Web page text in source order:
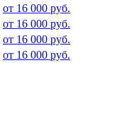
от 16 000 руб.
от 16 000 руб.
от 16 000 руб.
от 16 000 руб.